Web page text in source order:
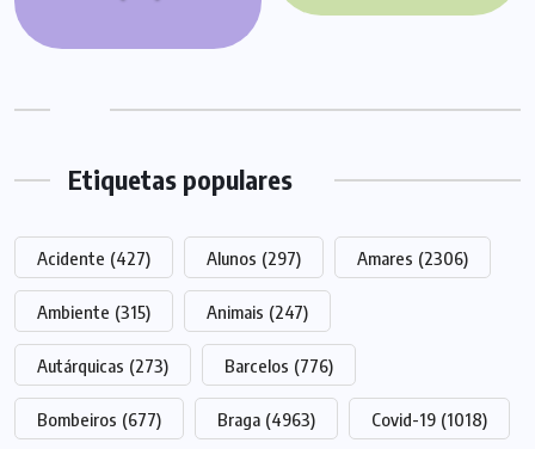
Etiquetas populares
Acidente (427) Alunos (297) Amares (2306)
Ambiente (315) Animais (247)
Autárquicas (273) Barcelos (776)
Bombeiros (677) Braga (4963) Covid-19 (1018)